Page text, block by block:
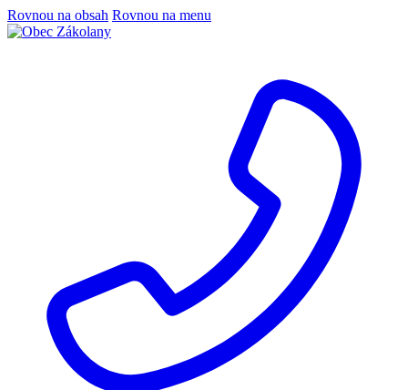
Rovnou na obsah Rovnou na menu